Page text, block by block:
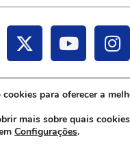
para oferecer a
mais sobre quais
Configurações.